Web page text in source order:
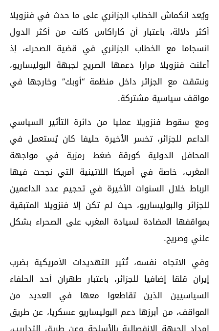
ويُعد انكماش الخطاب الجزائري على ما حدث في فنزويلا
أكثر دلالة، باعتبار أن كاراكاس كانت من أكثر الدول
انسجاما مع الخطاب الجزائري في قضية الصحراء، إذ
أعلنت فنزويلا مرارا دعمها الصريح لجبهة البوليساريو،
ونسّقت مع الجزائر داخل منظمة “أوبك” وخارجها في
مواقف سياسية مشتركة.
ومع سقوط فنزويلا عمليا من دائرة التأثير السياسي
الداعم للجزائر، تخسر الأخيرة حليفا كان يُستعمل في
المحافل الدولية كورقة ضغط رمزية في مواجهة
المغرب، خاصة في أمريكا اللاتينية التي نجحت فيها
الرباط خلال السنوات الأخيرة في تحجيم عدد الداعمين
للجزائر والبوليساريو، حيث لم تكن إلا فنزويلا المتبقية
بمواقفها المضادة لسيادة المغرب على الصحراء بشكل
علني وصريح.
وفي الاتجاه نفسه، تُثير التهديدات الأمريكية بضرب
إيران قلقا إضافيا للجزائر، باعتبار طهران أحد الحلفاء
السياسيين الذين تقاطعوا معها في العديد من
المواقف، من أبرزها دعم البوليساريو عسكريا، عن طريق